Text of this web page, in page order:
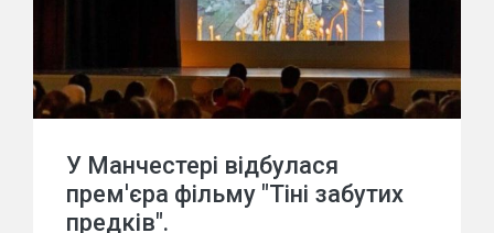
У Манчестері відбулася
прем'єра фільму "Тіні забутих
предків".